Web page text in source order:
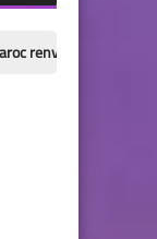
l'Afrique du Sud (2-